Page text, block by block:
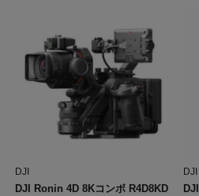
DJI
DJI Ronin 4D 8Kコンボ R4D8KD
DJI